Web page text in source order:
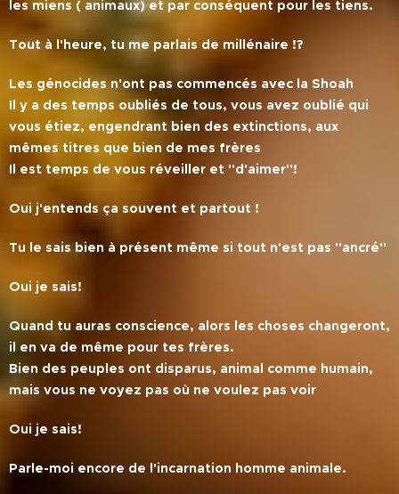
les miens ( animaux) et par conséquent pour les tiens.
Tout à l'heure, tu me parlais de millénaire !?
Les génocides n'ont pas commencés avec la Shoah
Il y a des temps oubliés de tous, vous avez oublié qui
vous étiez, engendrant bien des extinctions, aux
mêmes titres que bien de mes frères
Il est temps de vous réveiller et ''d'aimer''!
Oui j'entends ça souvent et partout !
Tu le sais bien à présent même si tout n'est pas ''ancré''
Oui je sais!
Quand tu auras conscience, alors les choses changeront,
il en va de même pour tes frères.
Bien des peuples ont disparus, animal comme humain,
mais vous ne voyez pas où ne voulez pas voir
Oui je sais!
Parle-moi encore de l'incarnation homme animale.